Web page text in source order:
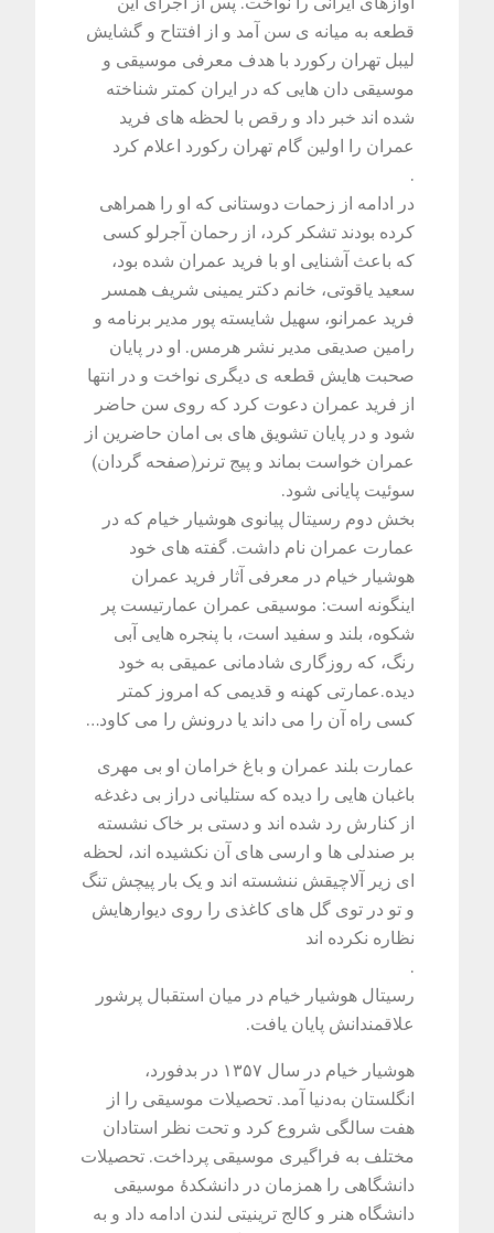
قطعه به میانه ی سن آمد و از افتتاح و گشایش
لیبل تهران رکورد با هدف معرفی موسیقی و
موسیقی دان هایی که در ایران کمتر شناخته
شده اند خبر داد و رقص با لحظه های فرید
عمران را اولین گام تهران رکورد اعلام کرد
.
در ادامه از زحمات دوستانی که او را همراهی
کرده بودند تشکر کرد، از رحمان آجرلو کسی
که باعث آشنایی او با فرید عمران شده بود،
سعید یاقوتی، خانم دکتر یمینی شریف همسر
فرید عمرانو، سهیل شایسته پور مدیر برنامه و
رامین صدیقی مدیر نشر هرمس. او در پایان
صحبت هایش قطعه ی دیگری نواخت و در انتها
از فرید عمران دعوت کرد که روی سن حاضر
شود و در پایان تشویق های بی امان حاضرین از
عمران خواست بماند و پیج ترنر(صفحه گردان)
سوئیت پایانی شود.
بخش دوم رسیتال پیانوی هوشیار خیام که در
عمارت عمران نام داشت. گفته های خود
هوشیار خیام در معرفی آثار فرید عمران
اینگونه است: موسیقی عمران عمارتیست پر
شکوه، بلند و سفید است، با پنجره هایی آبی
رنگ، که روزگاری شادمانی عمیقی به خود
دیده.عمارتی کهنه و قدیمی که امروز کمتر
کسی راه آن را می داند یا درونش را می کاود…
عمارت بلند عمران و باغ خرامان او بی مهری
باغبان هایی را دیده که ستلیانی دراز بی دغدغه
از کنارش رد شده اند و دستی بر خاک نشسته
بر صندلی ها و ارسی های آن نکشیده اند، لحظه
ای زیر آلاچیقش ننشسته اند و یک بار پیچش تنگ
و تو در توی گل های کاغذی را روی دیوارهایش
نظاره نکرده اند
.
رسیتال هوشیار خیام در میان استقبال پرشور
علاقمندانش پایان یافت.
هوشیار خیام در سال ۱۳۵۷ در بدفورد،
انگلستان به‌دنیا آمد. تحصیلات موسیقی را از
هفت سالگی شروع کرد و تحت نظر استادان
مختلف به فراگیری موسیقی پرداخت. تحصیلات
دانشگاهی را همزمان در دانشکدۀ موسیقی
دانشگاه هنر و کالج ترینیتی لندن ادامه داد و به